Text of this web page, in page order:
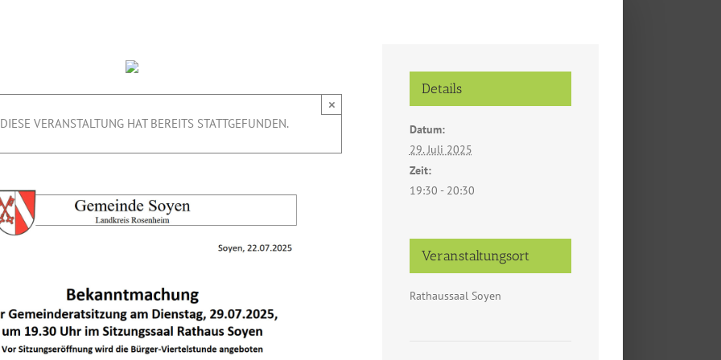
DIESE VERANSTALTUNG HAT BEREITS STATTGEFUNDEN.
×
Details
Datum:
29. Juli 2025
Zeit:
19:30 - 20:30
Veranstaltungsort
Rathaussaal Soyen